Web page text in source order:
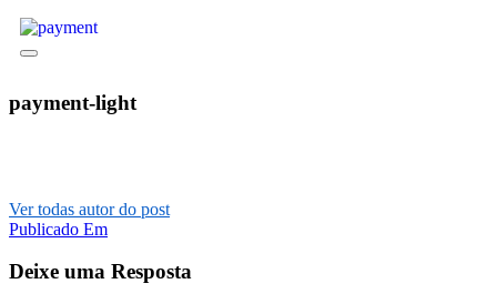
payment-light
Ver todas autor do post
Publicado Em
Deixe uma Resposta